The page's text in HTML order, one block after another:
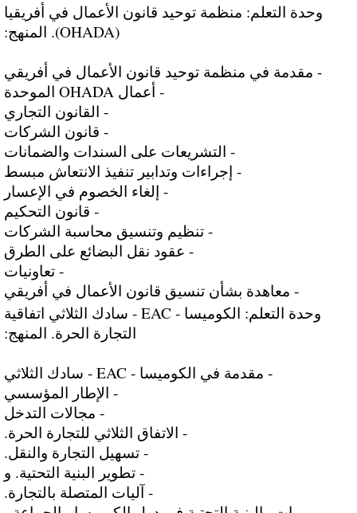
وحدة التعلم: منظمة توحيد قانون الأعمال في أفريقيا
(OHADA). المنهج:
- مقدمة في منظمة توحيد قانون الأعمال في أفريقي
- أعمال OHADA الموحدة
- القانون التجاري
- قانون الشركات
- التشريعات على السندات والضمانات
- إجراءات وتدابير تنفيذ الانتعاش مبسط
- إلغاء الخصوم في الإعسار
- قانون التحكيم
- تنظيم وتنسيق محاسبة الشركات
- عقود نقل البضائع على الطرق
- تعاونيات
- معاهدة بشأن تنسيق قانون الأعمال في أفريقي
وحدة التعلم: الكوميسا - EAC - سادك الثلاثي اتفاقية
التجارة الحرة. المنهج:
- مقدمة في الكوميسا - EAC - سادك الثلاثي
- الإطار المؤسسي
- مجالات التدخل
- الاتفاق الثلاثي للتجارة الحرة.
- تسهيل التجارة والنقل.
- تطوير البنية التحتية. و
- آليات المتصلة بالتجارة.